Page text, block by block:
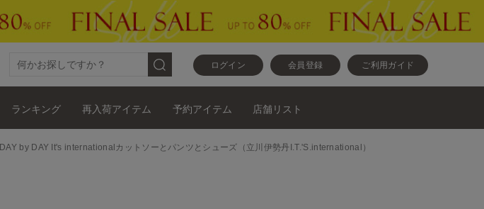
ログイン 会員登録 ご利用ガイド
ランキング 再入荷アイテム 予約アイテム 店舗リスト
DAY by DAY It's internationalカットソーとパンツとシューズ（立川伊勢丹I.T.'S.international）